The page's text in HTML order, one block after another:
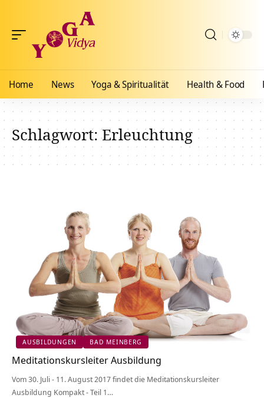
Home News Yoga & Spiritualität Health & Food
Schlagwort:Erleuchtung
AUSBILDUNGEN BAD MEINBERG
Meditationskursleiter Ausbildung
Vom 30. Juli - 11. August 2017 findet die Meditationskursleiter
Ausbildung Kompakt - Teil 1…